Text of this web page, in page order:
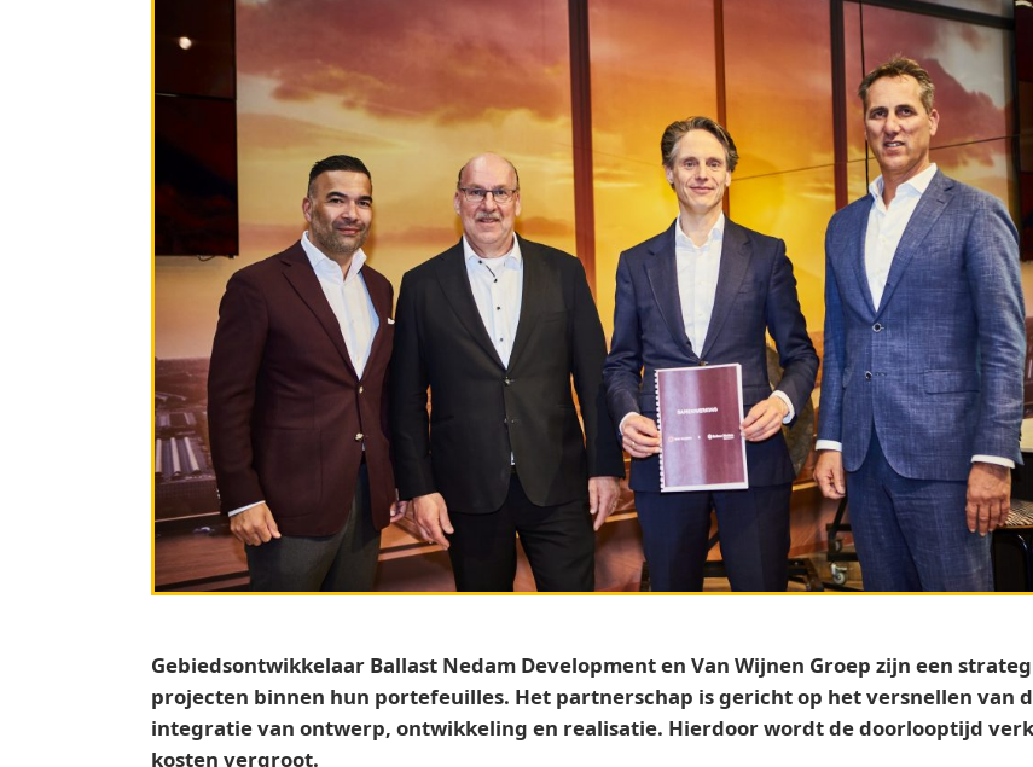
Gebiedsontwikkelaar Ballast Nedam Development en Van Wijnen Groep zijn een
projecten binnen hun portefeuilles. Het partnerschap is gericht op het versnellen van
integratie van ontwerp, ontwikkeling en realisatie. Hierdoor wordt de doorlooptijd
kosten vergroot.